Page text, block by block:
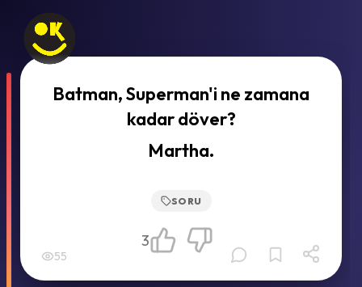
Batman, Superman'i ne zamana
kadar döver?
Martha.
SORU
55
3